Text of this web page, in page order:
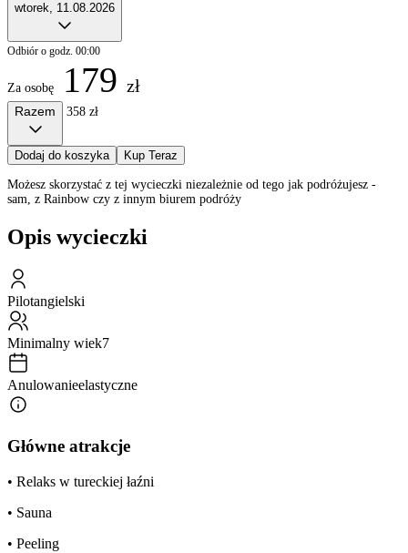
wtorek, 11.08.2026
Odbiór o godz. 00:00
Za osobę 179 zł
Razem 358 zł
Dodaj do koszyka Kup Teraz
Możesz skorzystać z tej wycieczki niezależnie od tego jak podróżujesz -
sam, z Rainbow czy z innym biurem podróży
Opis wycieczki
Pilotangielski
Minimalny wiek7
Anulowanieelastyczne
Główne atrakcje
• Relaks w tureckiej łaźni
• Sauna
• Peeling